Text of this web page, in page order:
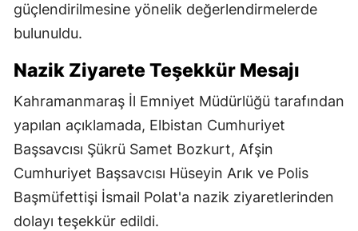
güçlendirilmesine yönelik değerlendirmelerde
bulunuldu.
Nazik Ziyarete Teşekkür Mesajı
Kahramanmaraş İl Emniyet Müdürlüğü tarafından
yapılan açıklamada, Elbistan Cumhuriyet
Başsavcısı Şükrü Samet Bozkurt, Afşin
Cumhuriyet Başsavcısı Hüseyin Arık ve Polis
Başmüfettişi İsmail Polat'a nazik ziyaretlerinden
dolayı teşekkür edildi.